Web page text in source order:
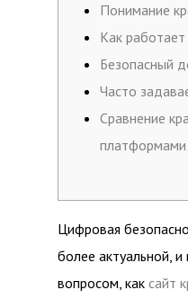
Понимание
Как работает
Безопасный
Часто
Сравнение
платформами
Цифровая
более актуальной,
вопросом, как сайт